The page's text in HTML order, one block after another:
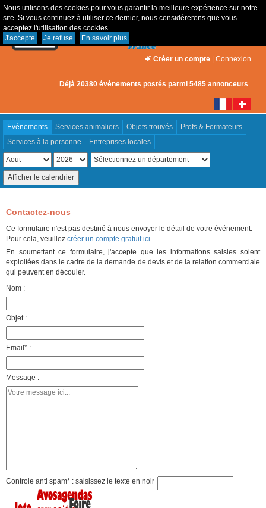
Nous utilisons des cookies pour vous garantir la meilleure expérience sur notre
site. Si vous continuez à utiliser ce dernier, nous considérerons que vous
acceptez l'utilisation des cookies.
J'accepte
Je refuse En savoir plus
Créer un compte | Connexion
Déjà 20380 événements postés parmi 5485 annonceurs
Evénements Services animaliers Objets trouvés
Profs & Formateurs
Services à la personne
Entreprises locales
Contactez-nous
Ce formulaire n'est pas destiné à nous envoyer le détail de votre événement.
Pour cela, veuillez créer un compte gratuit ici
En soumettant ce formulaire, j'accepte que les informations saisies soient
exploitées dans le cadre de la demande de devis et de la relation commerciale
qui peuvent en découler.
Nom :
Objet :
Email* :
Message :
Controle anti spam* : saisissez le texte en noir